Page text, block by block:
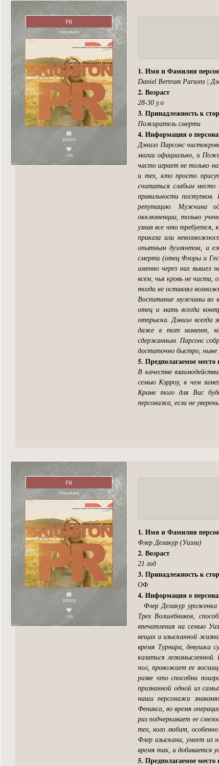
PR
пиарщик
143429
+34
1. Имя и Фамилия
Daniel Bertram Parsons |
2. Возраст
28-30 y.o
3. Принадлежность к
Пожиратель смерти
4. Информация о
Дэниэл Парсонс
магии официально, и
часто играет не только
и тех, кто просто
считаться слабым место
правильности
репутацию. Мужчина
окклюменции, только
узнав все что требуется,
приказа или
опытным дуэлянтом, и
смерти (отец Флоры и
именно через них вышел
всем, чья кровь не чиста,
тогда не оставлял
Воспитание мужчины во
отец и мать всегда
отпрыска. Дэниэл всегда
даже в тот момент,
сдержанным. Парсонс
достаточно быстро, ныне
5. Предполагаемое место
В качестве
семью Кэрроу, в чем
Кроме того для Вас
персонажа, если не
PR
пиарщик
143429
+34
1. Имя и Фамилия
Флер Делакур (Уизли)
2. Возраст
21 год
3. Принадлежность к
ОФ
4. Информация о
Флер Делакур
Трех Волшебников,
впечатления на семью
вещах и изысканной
время Турнира, девушка
казаться
пол, провожает ее
разве что способна
признанной одной из
наши персонажи
Феникса, во время
раз подчеркивает ее
тех, кого любит,
Флер изыскана, умеет из
время так, и добивается
5. Предполагаемое место